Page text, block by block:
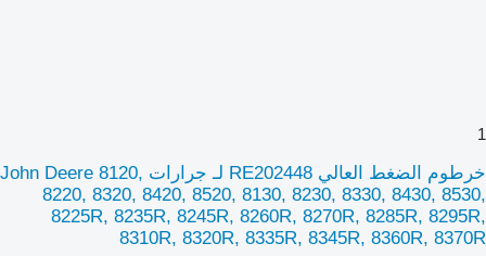
1
خرطوم الضغط العالي RE202448 لـ جرارات John Deere 8120,
8220, 8320, 8420, 8520, 8130, 8230, 8330, 8430, 8530,
8225R, 8235R, 8245R, 8260R, 8270R, 8285R, 8295R,
8310R, 8320R, 8335R, 8345R, 8360R, 8370R